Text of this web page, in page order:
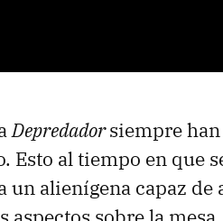
Depredadorsiempre
Esto al tiempo en que
un alienígena capaz